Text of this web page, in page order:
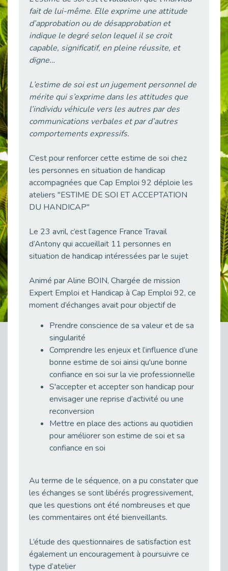
Handicap et emploi : une matinée pour briser les tabous
Publié le 21/05/2026
L’alternance : un levier stratégique pour recruter et inclure durablement
Publié le 18/05/2026
CAP EMPLOI 92 : L’inclusion portée à son sommet, bien au-delà des quotas
Publié le 12/05/2026
38 vidéos pour comprendre et agir durablement
Publié le 04/05/2026
Publié le 04/05/2026
Publié le 01/05/2026
Témoignage : Le parcours de Marc, 44 ans
Publié le 29/04/2026
Optimiser son CV lorsqu’on est en situation de handicap
28 avril : Agir ensemble pour une culture de prévention au travail
Publié le 27/04/2026
Publié le 24/04/2026
Publié le 23/04/2026
Témoignage : "Le maintien en emploi est un investissement, pas une contrainte."
Publié le 22/04/2026
L’équipe de Cap Emploi 92 s’agrandit : Bienvenue à Charmila, Khoudia et Fadila !
[RETOUR SUR] Une session de recrutement inclusive réussie à Asnières !
Publié le 20/04/2026
Cap Emploi 92 s'engage pour la santé mentale : La formation PSSM au cœur de l'accompagnement
Publié le 13/04/2026
Recrutement et Handicap : Et si vous testiez avant de vous engager ?
Publié le 13/04/2026
Publié le 11/04/2026
fait de lui-même. Elle exprime une attitude
d’approbation ou de désapprobation et
indique le degré selon lequel il se croit
capable, significatif, en pleine réussite, et
digne…
L’estime de soi est un jugement personnel de
mérite qui s’exprime dans les attitudes que
l’individu véhicule vers les autres par des
communications verbales et par d’autres
comportements expressifs.
C’est pour renforcer cette estime de soi chez
les personnes en situation de handicap
accompagnées que Cap Emploi 92 déploie les
ateliers "ESTIME DE SOI ET ACCEPTATION
DU HANDICAP"
Le 23 avril, c’est l’agence France Travail
d’Antony qui accueillait 11 personnes en
situation de handicap intéressées par le sujet
Animé par Aline BOIN, Chargée de mission
Expert Emploi et Handicap à Cap Emploi 92, ce
moment d’échanges avait pour objectif de
Prendre conscience de sa valeur et de sa
singularité
Comprendre les enjeux et l’influence d’une
bonne estime de soi ainsi qu'une bonne
confiance en soi sur la vie professionnelle
S'accepter et accepter son handicap pour
envisager une reprise d’activité ou une
reconversion
Mettre en place des actions au quotidien
pour améliorer son estime de soi et sa
confiance en soi
Au terme de le séquence, on a pu constater que
les échanges se sont libérés progressivement,
que les questions ont été nombreuses et que
les commentaires ont été bienveillants.
L’étude des questionnaires de satisfaction est
également un encouragement à poursuivre ce
type d’atelier